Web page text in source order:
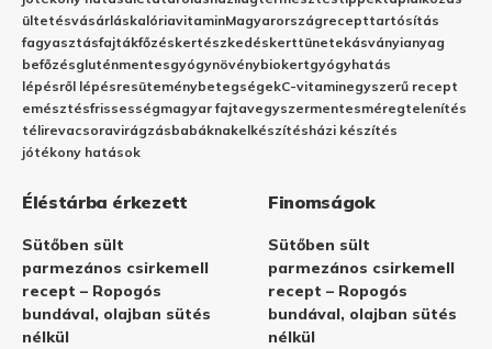
ültetésvásárláskalóriavitaminMagyarországrecepttartósítás
fagyasztásfajtákfőzéskertészkedéskerttünetekásványianyag
befőzésgluténmentesgyógynövénybiokertgyógyhatás
lépésről lépésresüteménybetegségekC-vitaminegyszerű recept
emésztésfrissességmagyar fajtavegyszermentesméregtelenítés
télirevacsoravirágzásbabáknakelkészítésházi készítés
jótékony hatások
Éléstárba érkezett
Sütőben sült
parmezános csirkemell
recept – Ropogós
bundával, olajban sütés
nélkül
Finomságok
Sütőben sült
parmezános csirkemell
recept – Ropogós
bundával, olajban sütés
nélkül